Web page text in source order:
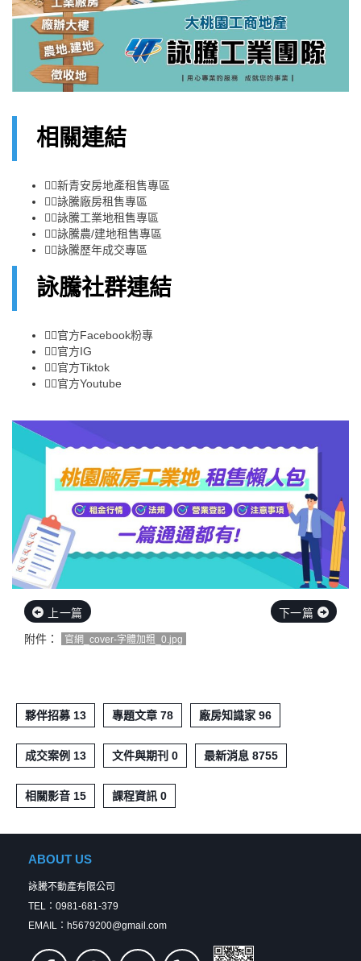
相關連結
👉🏻新青安房地產租售專區
👉🏻詠騰廠房租售專區
👉🏻詠騰工業地租售專區
👉🏻詠騰農/建地租售專區
👉🏻詠騰歷年成交專區
詠騰社群連結
👉🏻官方Facebook粉專
👉🏻官方IG
👉🏻官方Tiktok
👉🏻官方Youtube
上一篇
下一篇
附件：
官網_cover-字體加粗_0.jpg
夥伴招募 13 專題文章 78 廠房知識家 96
成交案例 13 文件與期刊 0 最新消息 8755
相關影音 15 課程資訊 0
ABOUT US
詠騰不動產有限公司
TEL：0981-681-379
EMAIL：h5679200@gmail.com